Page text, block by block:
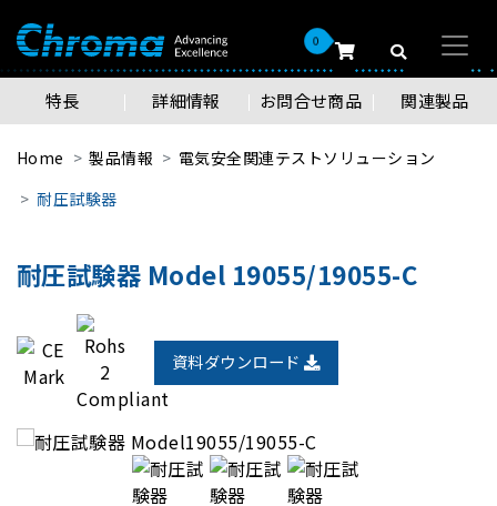
0
特長 詳細情報 お問合せ商品 関連製品
Home 製品情報
電気安全関連テストソリューション
耐圧試験器
耐圧試験器 Model 19055/19055-C
資料ダウンロード